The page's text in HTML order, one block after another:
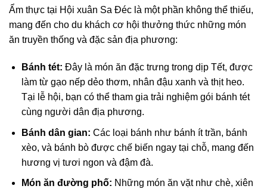
Ẩm thực tại Hội xuân Sa Đéc là một phần không thể thiếu,
mang đến cho du khách cơ hội thưởng thức những món
ăn truyền thống và đặc sản địa phương:
Bánh tét: Đây là món ăn đặc trưng trong dịp Tết, được
làm từ gạo nếp dẻo thơm, nhân đậu xanh và thịt heo.
Tại lễ hội, bạn có thể tham gia trải nghiệm gói bánh tét
cùng người dân địa phương.
Bánh dân gian: Các loại bánh như bánh ít trần, bánh
xèo, và bánh bò được chế biến ngay tại chỗ, mang đến
hương vị tươi ngon và đậm đà.
Món ăn đường phố: Những món ăn vặt như chè, xiên